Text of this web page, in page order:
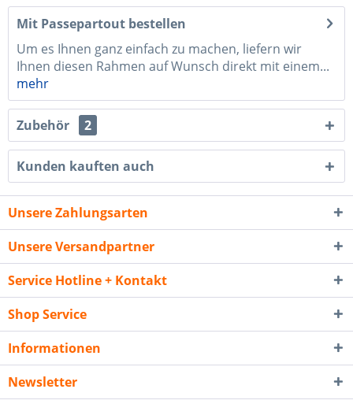
Mit Passepartout bestellen
Um es Ihnen ganz einfach zu machen, liefern wir
Ihnen diesen Rahmen auf Wunsch direkt mit einem...
mehr
Zubehör 2
Kunden kauften auch
Unsere Zahlungsarten
Unsere Versandpartner
Service Hotline + Kontakt
Shop Service
Informationen
Newsletter